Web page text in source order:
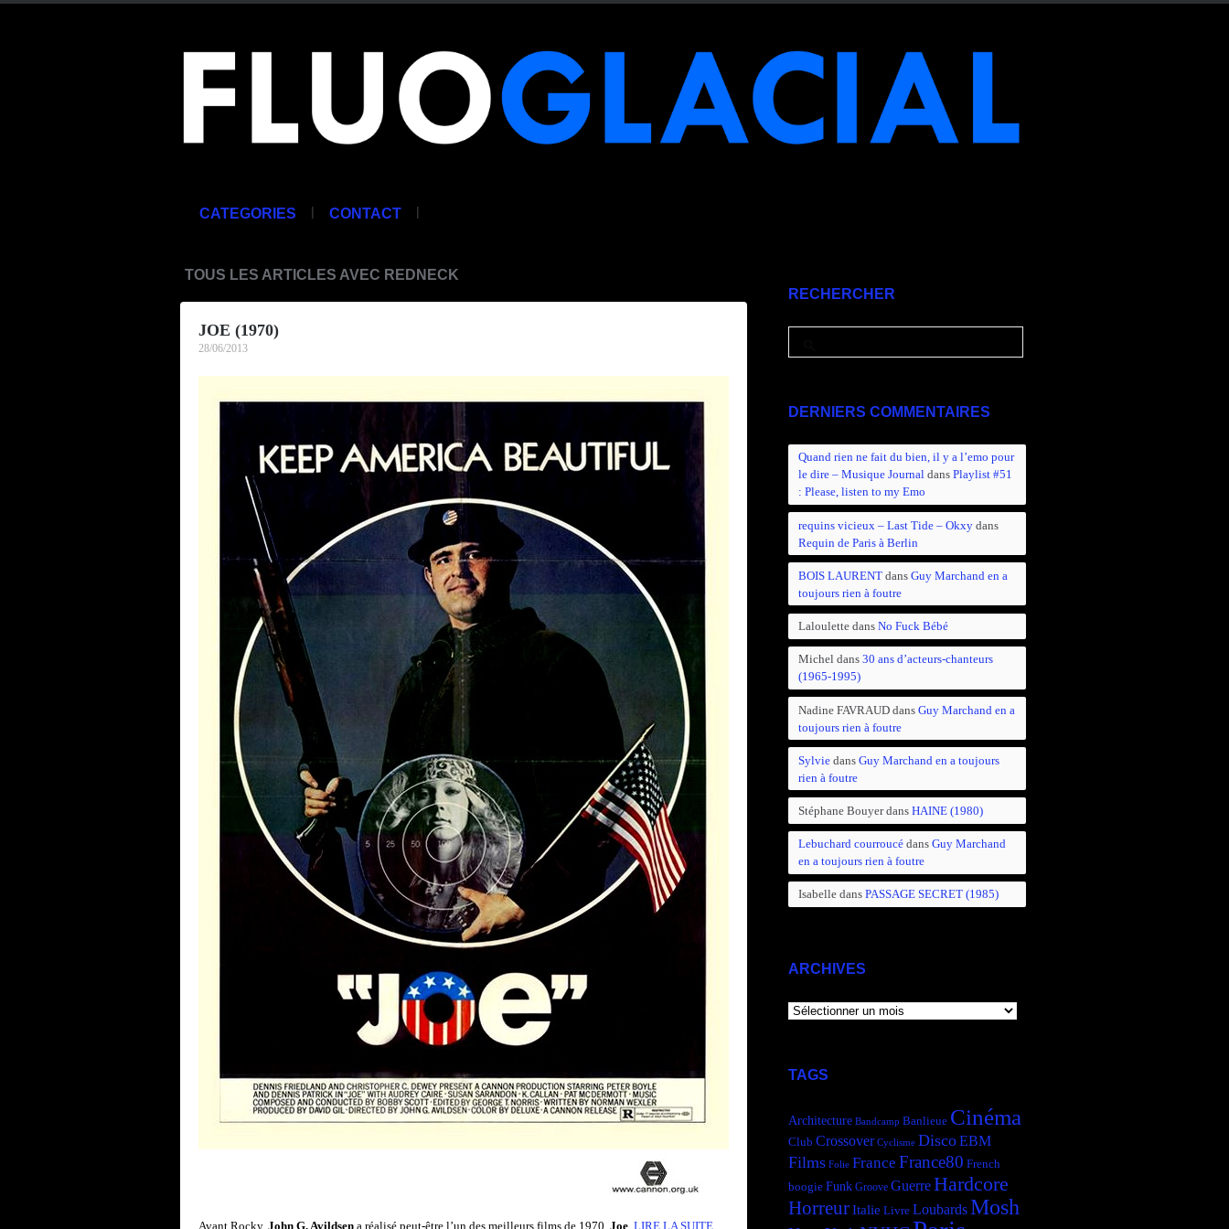
CATEGORIES | CONTACT |
TOUS LES ARTICLES AVEC REDNECK
JOE (1970)
28/06/2013
Avant Rocky, John G. Avildsen a réalisé peut-être l’un des meilleurs films de 1970, Joe LIRE LA SUITE
RECHERCHER
DERNIERS COMMENTAIRES
Quand rien ne fait du bien, il y a l’emo pour
le dire – Musique Journaldans Playlist #51
: Please, listen to my Emo
requins vicieux – Last Tide – Okxydans
Requin de Paris à Berlin
BOIS LAURENTdans Guy Marchand en a
toujours rien à foutre
Laloulettedans No Fuck Bébé
Micheldans 30 ans d’acteurs-chanteurs
(1965-1995)
Nadine FAVRAUDdans Guy Marchand en a
toujours rien à foutre
Sylviedans Guy Marchand en a toujours
rien à foutre
Stéphane Bouyerdans HAINE (1980)
Lebuchard courroucédans Guy Marchand
en a toujours rien à foutre
Isabelledans PASSAGE SECRET (1985)
ARCHIVES
ARCHIVES
TAGS
Architecture Bandcamp Banlieue Cinéma
Club Crossover Cyclisme DiscoEBM
Films Folie France France80 French
boogie Funk Groove GuerreHardcore
HorreurItalie Livre LoubardsMosh